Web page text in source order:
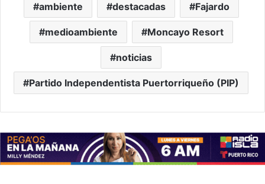
ambiente destacadas Fajardo
medioambiente Moncayo Resort
noticias
Partido Independentista Puertorriqueño (PIP)